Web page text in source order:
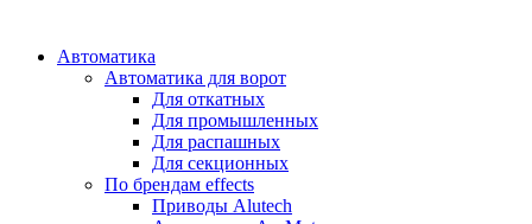
Автоматика
Автоматика для ворот
Для откатных
Для промышленных
Для распашных
Для секционных
По брендам effects
Приводы Alutech